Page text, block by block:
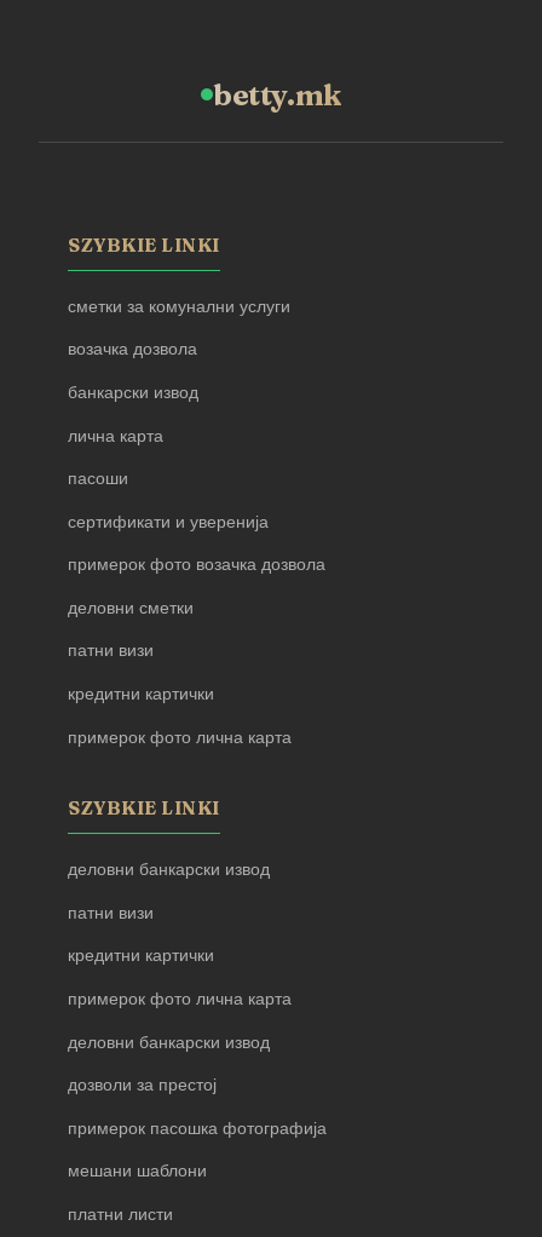
betty.mk
SZYBKIE LINKI
сметки за комунални услуги
возачка дозвола
банкарски извод
лична карта
пасоши
сертификати и уверенија
примерок фото возачка дозвола
деловни сметки
патни визи
кредитни картички
примерок фото лична карта
SZYBKIE LINKI
деловни банкарски извод
патни визи
кредитни картички
примерок фото лична карта
деловни банкарски извод
дозволи за престој
примерок пасошка фотографија
мешани шаблони
платни листи